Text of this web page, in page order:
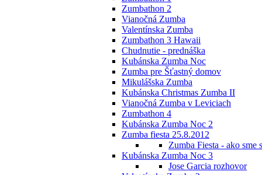
Zumbathon 2
Vianočná Zumba
Valentínska Zumba
Zumbathon 3 Hawaii
Chudnutie - prednáška
Kubánska Zumba Noc
Zumba pre Šťastný domov
Mikulášska Zumba
Kubánska Christmas Zumba II
Vianočná Zumba v Leviciach
Zumbathon 4
Kubánska Zumba Noc 2
Zumba fiesta 25.8.2012
Zumba Fiesta - ako sme
Kubánska Zumba Noc 3
Jose Garcia rozhovor